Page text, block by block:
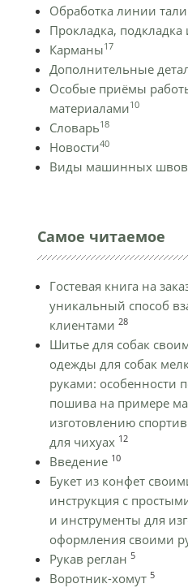
Обработка линии
Прокладка, подкладка
Карманы17
Дополнительные
Особые приёмы
материалами10
Словарь18
Новости40
Виды машинных швов
Самое читаемое
Гостевая книга на
уникальный способ
клиентами 28
Шитье для собак
одежды для собак
руками: особенности
пошива на примере
изготовлению
для чихуах 12
Введение 10
Букет из конфет
инструкция с
и инструменты для
оформления своими
Рукав реглан 5
Воротник-хомут 5